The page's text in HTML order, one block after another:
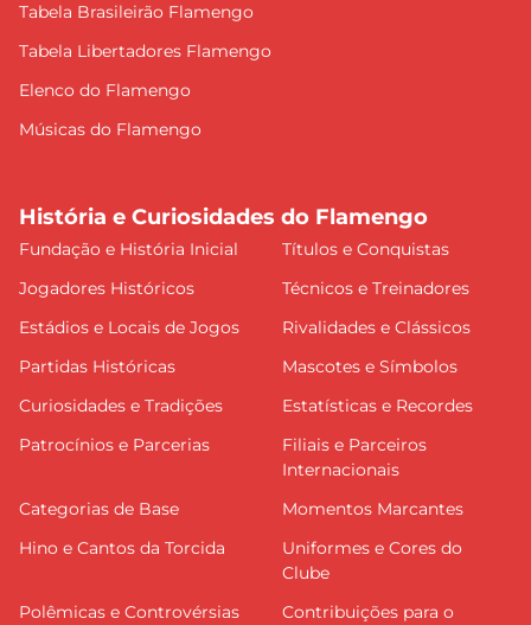
Tabela Brasileirão Flamengo
Tabela Libertadores Flamengo
Elenco do Flamengo
Músicas do Flamengo
História e Curiosidades do Flamengo
Fundação e História Inicial
Títulos e Conquistas
Jogadores Históricos
Técnicos e Treinadores
Estádios e Locais de Jogos
Rivalidades e Clássicos
Partidas Históricas
Mascotes e Símbolos
Curiosidades e Tradições
Estatísticas e Recordes
Patrocínios e Parcerias
Filiais e Parceiros
Internacionais
Categorias de Base
Momentos Marcantes
Hino e Cantos da Torcida
Uniformes e Cores do
Clube
Polêmicas e Controvérsias
Contribuições para o